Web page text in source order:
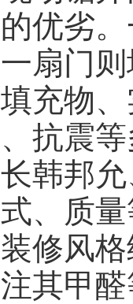
优劣
扇门
充物
抗震
韩邦
、质
修风
其甲